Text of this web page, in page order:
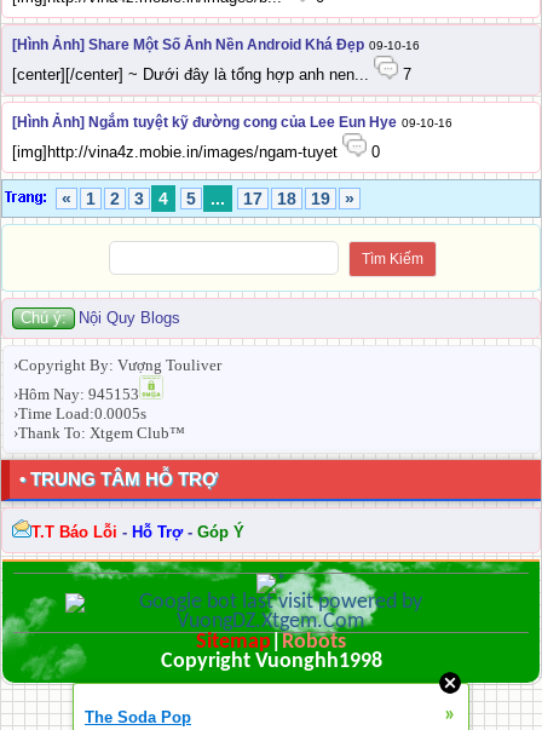
[Hình Ảnh] Share Một Số Ảnh Nền Android Khá Đẹp 09-10-16
[center][/center] ~ Dưới đây là tổng hợp anh nen... 7
[Hình Ảnh] Ngắm tuyệt kỹ đường cong của Lee Eun Hye 09-10-16
[img]http://vina4z.mobie.in/images/ngam-tuyet 0
« 1 2 3 4 5 ... 17 18 19 »
Chú ý: Nội Quy Blogs
›Copyright By: Vượng Touliver
›Hôm Nay: 945153
›Time Load:0.0005s
›Thank To: Xtgem Club™
• TRUNG TÂM HỖ TRỢ
T.T Báo Lỗi - Hỗ Trợ- Góp Ý
Sitemap Robots
Copyright Vuonghh1998
The Soda Pop »